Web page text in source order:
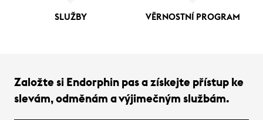
SLUŽBY VĚRNOSTNÍ PROGRAM
Založte si Endorphin pas a získejte přístup ke
slevám, odměnám a výjimečným službám.